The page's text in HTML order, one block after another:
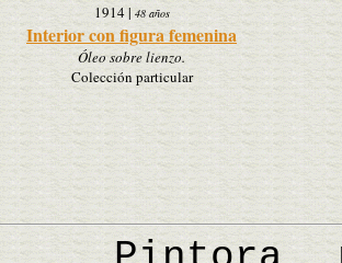
1914| 48 años
Interior con figura femenina
Óleo sobre lienzo.
Colección particular